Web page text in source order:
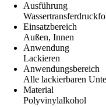
Ausführung
Einsatzbereich
Außen, Innen
Anwendung
Lackieren
Anwendungsbereich
Alle lackierbaren
Material
Polyvinylalkohol